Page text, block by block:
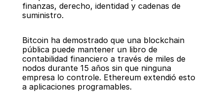
finanzas, derecho, identidad y cadenas de
suministro.
Bitcoin ha demostrado que una blockchain
pública puede mantener un libro de
contabilidad financiero a través de miles de
nodos durante 15 años sin que ninguna
empresa lo controle. Ethereum extendió esto
a aplicaciones programables.